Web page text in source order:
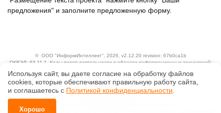
предложения" и заполните предложенную форму.
© ООО "ИнформИнтеллект", 2026, v2.12.20 revision: 67b0ca1b
ОКВЭД: 63.11.1, Коды видов деятельности в области информационных технологий:
Ценовая политика
Технологии
Справка о регистрации продуктов АО «Кодекс» в Реестре российского программного
Используя сайт, вы даете согласие на обработку файлов
сооkiеs, которые обеспечивают правильную работу сайта,
и соглашаетесь с Политикой конфиденциальности
Хорошо